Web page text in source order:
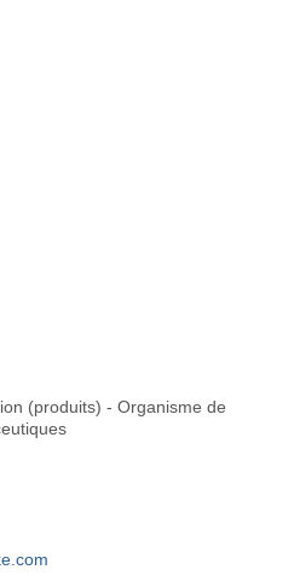
(produits) - Organisme de